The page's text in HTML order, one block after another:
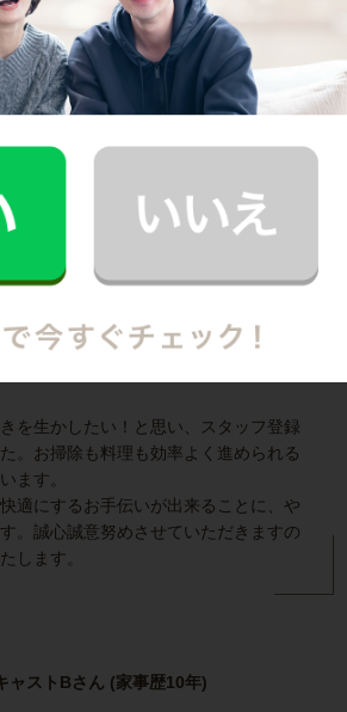
記事全文を見る
タビュー一覧を見る
家事代行キャストの声
ャストAさん (家事歴13年)
を生かしたい！と思い、スタッフ登録
。お掃除も料理も効率よく進められる
ます。
適にするお手伝いが出来ることに、や
。誠心誠意努めさせていただきますの
します。
ャストBさん (家事歴10年)